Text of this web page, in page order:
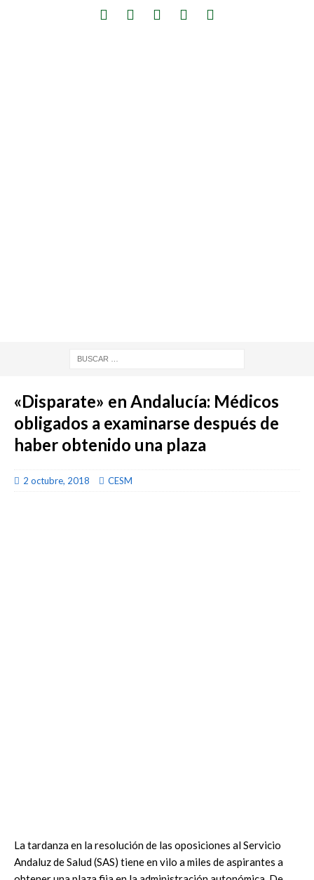
«Disparate» en Andalucía: Médicos
obligados a examinarse después de
haber obtenido una plaza
2 octubre, 2018 CESM
La tardanza en la resolución de las oposiciones al Servicio
Andaluz de Salud (SAS) tiene en vilo a miles de aspirantes a